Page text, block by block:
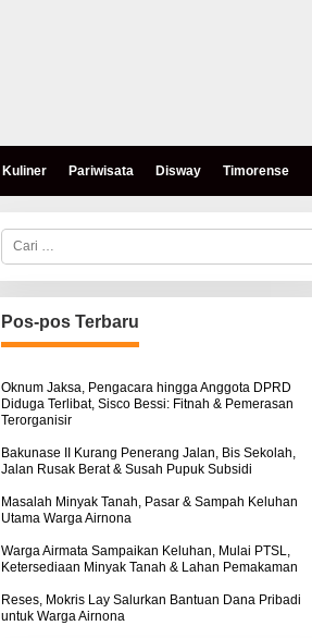
Kuliner Pariwisata Disway Timorense
Mokris Lay Salurkan
Warga Airnona
Bokol
C
r
i
u
n
u
:
Pos-pos Terbaru
Oknum Jaksa, Pengacara hingga Anggota DPRD
Diduga Terlibat, Sisco Bessi: Fitnah & Pemerasan
Terorganisir
Bakunase II Kurang Penerang Jalan, Bis Sekolah,
Jalan Rusak Berat & Susah Pupuk Subsidi
Masalah Minyak Tanah, Pasar & Sampah Keluhan
Utama Warga Airnona
Warga Airmata Sampaikan Keluhan, Mulai PTSL,
Ketersediaan Minyak Tanah & Lahan Pemakaman
Reses, Mokris Lay Salurkan Bantuan Dana Pribadi
untuk Warga Airnona